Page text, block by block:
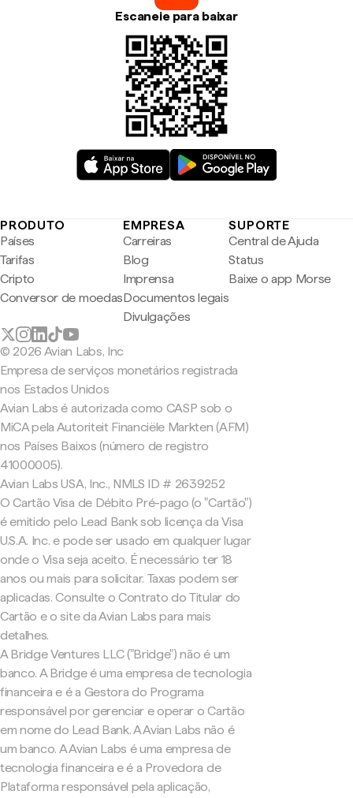
Escaneie para baixar
PRODUTO
Países
Tarifas
Cripto
Conversor de moedas
EMPRESA
Carreiras
Blog
Imprensa
Documentos legais
Divulgações
SUPORTE
Central de Ajuda
Status
Baixe o app Morse
© 2026 Avian Labs, Inc
Empresa de serviços monetários registrada
nos Estados Unidos
Avian Labs é autorizada como CASP sob o
MiCA pela Autoriteit Financiële Markten (AFM)
nos Países Baixos (número de registro
41000005).
Avian Labs USA, Inc., NMLS ID # 2639252
O Cartão Visa de Débito Pré-pago (o "Cartão")
é emitido pelo Lead Bank sob licença da Visa
U.S.A. Inc. e pode ser usado em qualquer lugar
onde o Visa seja aceito. É necessário ter 18
anos ou mais para solicitar. Taxas podem ser
aplicadas. Consulte o Contrato do Titular do
Cartão e o site da Avian Labs para mais
detalhes.
A Bridge Ventures LLC ("Bridge") não é um
banco. A Bridge é uma empresa de tecnologia
financeira e é a Gestora do Programa
responsável por gerenciar e operar o Cartão
em nome do Lead Bank. A Avian Labs não é
um banco. A Avian Labs é uma empresa de
tecnologia financeira e é a Provedora de
Plataforma responsável pela aplicação,